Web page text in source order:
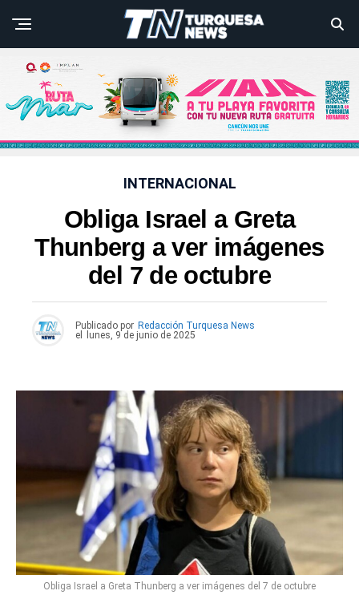
INTERNACIONAL
Obliga Israel a Greta
Thunberg a ver imágenes
del 7 de octubre
Publicado por Redacción Turquesa News
el
lunes, 9 de junio de 2025
Obliga Israel a Greta Thunberg a ver imágenes del 7 de octubre